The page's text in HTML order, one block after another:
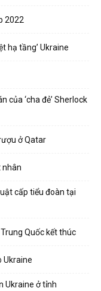
2022
hạ tầng’ Ukraine
của ‘cha đẻ’ Sherlock
ở Qatar
nhân
cấp tiểu đoàn tại
Quốc kết thúc
Ukraine
Ukraine ở tỉnh